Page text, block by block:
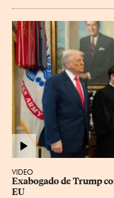
VIDEO
Exabogado de Trump
EU